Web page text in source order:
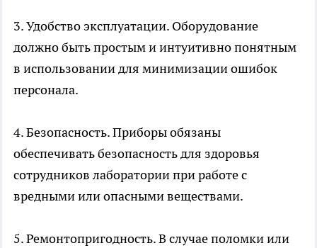
3. Удобство эксплуатации. Оборудование
должно быть простым и интуитивно понятным
в использовании для минимизации ошибок
персонала.
4. Безопасность. Приборы обязаны
обеспечивать безопасность для здоровья
сотрудников лаборатории при работе с
вредными или опасными веществами.
5. Ремонтопригодность. В случае поломки или